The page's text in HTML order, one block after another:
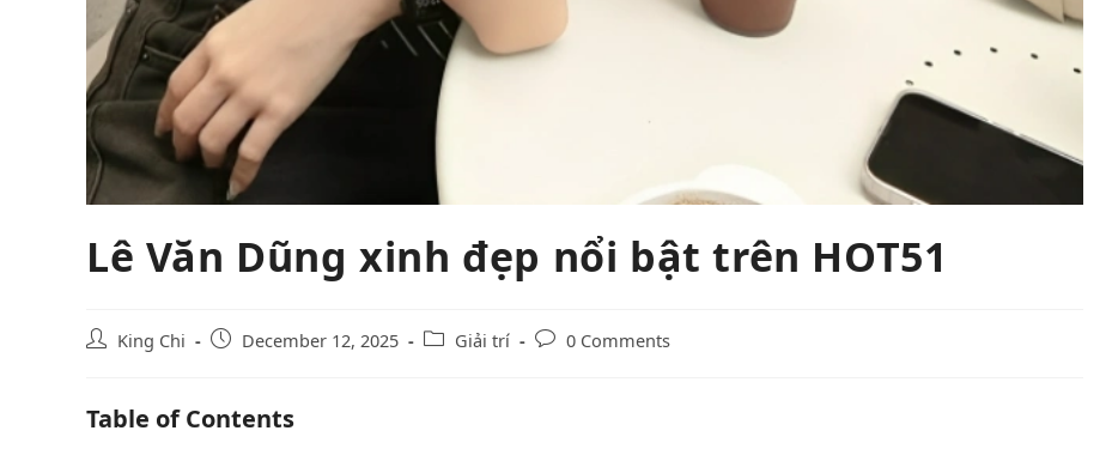
Lê Văn Dũng xinh đẹp nổi bật trên HOT51
King Chi December 12, 2025 Giải trí 0 Comments
Table of Contents